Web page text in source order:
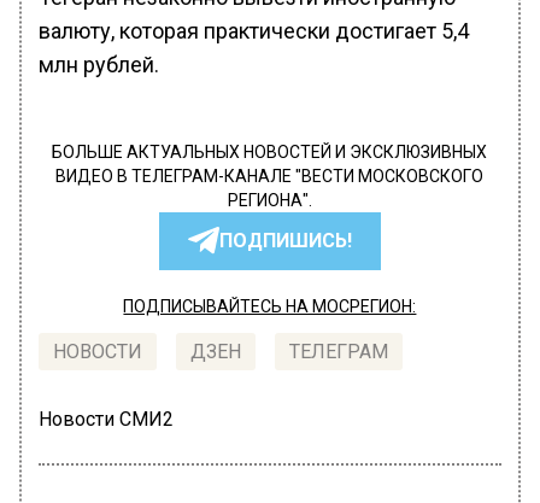
валюту, которая практически достигает 5,4
млн рублей.
БОЛЬШЕ АКТУАЛЬНЫХ НОВОСТЕЙ И ЭКСКЛЮЗИВНЫХ
ВИДЕО В ТЕЛЕГРАМ-КАНАЛЕ "ВЕСТИ МОСКОВСКОГО
РЕГИОНА".
ПОДПИШИСЬ!
ПОДПИСЫВАЙТЕСЬ НА МОСРЕГИОН:
НОВОСТИ ДЗЕН ТЕЛЕГРАМ
Новости СМИ2